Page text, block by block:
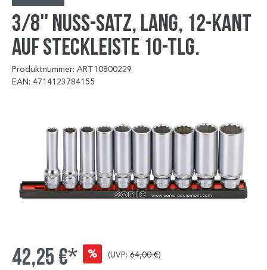
3/8'' Nuss-Satz, lang, 12-kant
auf Steckleiste 10-tlg.
Produktnummer: ART10800229
EAN: 4714123784155
42,25 €* % (UVP: 64,00 €)